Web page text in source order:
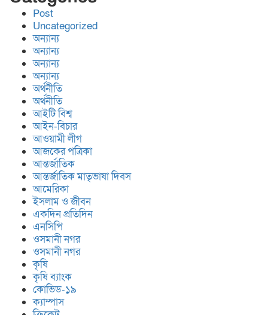
Post
Uncategorized
অন্যান্য
অন্যান্য
অন্যান্য
অন্যান্য
অর্থনীতি
অর্থনীতি
আইটি বিশ্ব
আইন-বিচার
আওয়ামী লীগ
আজকের পত্রিকা
আন্তর্জাতিক
আন্তর্জাতিক মাতৃভাষা দিবস
আমেরিকা
ইসলাম ও জীবন
একদিন প্রতিদিন
এনসিপি
ওসমানী নগর
ওসমানী নগর
কৃষি
কৃষি ব্যাংক
কোভিড-১৯
ক্যাম্পাস